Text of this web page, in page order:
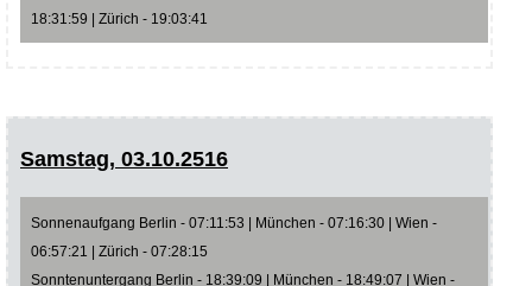
18:31:59 | Zürich - 19:03:41
Samstag, 03.10.2516
Sonnenaufgang Berlin - 07:11:53 | München - 07:16:30 | Wien -
06:57:21 | Zürich - 07:28:15
Sonntenuntergang Berlin - 18:39:09 | München - 18:49:07 | Wien -